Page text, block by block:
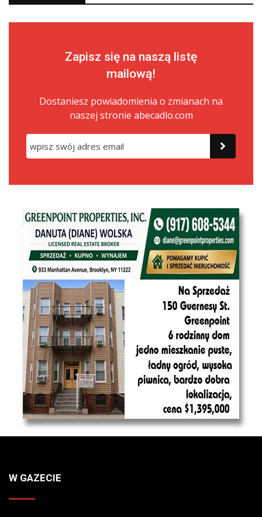
Zapisz się na naszą listę
mailową!
Dostaniesz powiadomienia o zmianach na
naszej stronie abecadlo.com
W GAZECIE